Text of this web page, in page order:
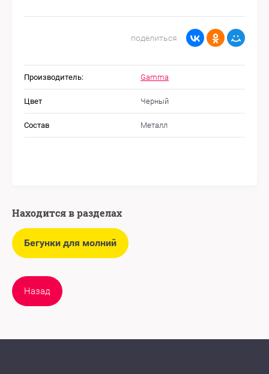
поделиться
Производитель: Gamma
Цвет Черный
Состав Металл
Находится в разделах
Бегунки для молний
Назад